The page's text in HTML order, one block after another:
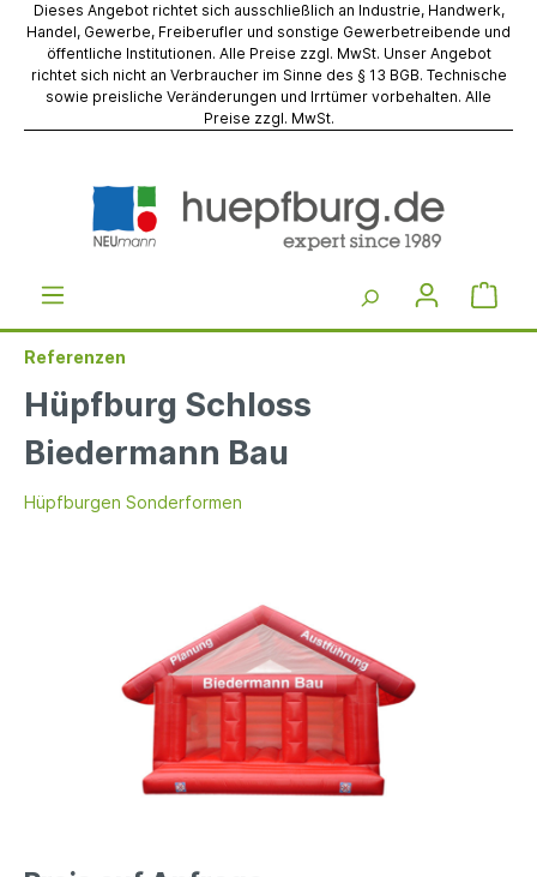
Dieses Angebot richtet sich ausschließlich an Industrie, Handwerk,
Handel, Gewerbe, Freiberufler und sonstige Gewerbetreibende und
öffentliche Institutionen. Alle Preise zzgl. MwSt. Unser Angebot
richtet sich nicht an Verbraucher im Sinne des § 13 BGB. Technische
sowie preisliche Veränderungen und Irrtümer vorbehalten. Alle
Preise zzgl. MwSt.
Referenzen
Hüpfburg Schloss
Biedermann Bau
Hüpfburgen Sonderformen